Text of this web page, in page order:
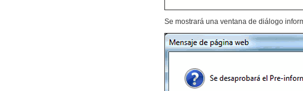
Se mostrará una ventana de diálogo